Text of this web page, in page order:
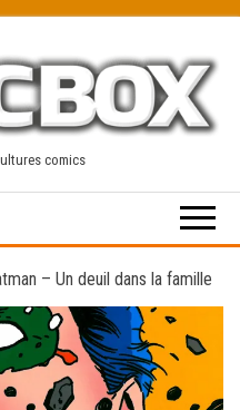
comics
– Un deuil dans la famille